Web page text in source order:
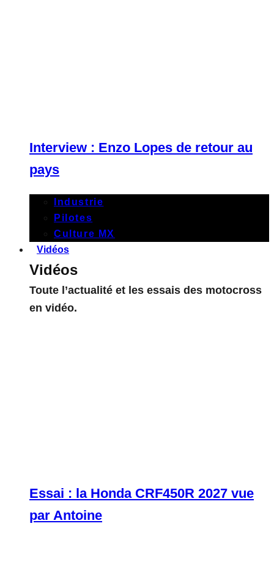
Interview : Enzo Lopes de retour au
pays
Industrie
Pilotes
Culture MX
Vidéos
Vidéos
Toute l’actualité et les essais des motocross
en vidéo.
Essai : la Honda CRF450R 2027 vue
par Antoine